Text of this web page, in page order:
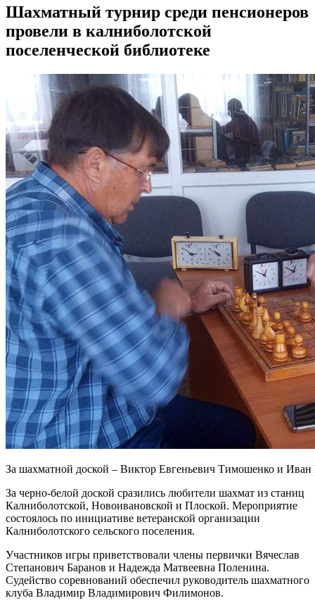
Шахматный турнир среди пенсионеров
провели в калниболотской
поселенческой библиотеке
За шахматной доской – Виктор Евгеньевич Тимошенко и
За черно-белой доской сразились любители шахмат из станиц
Калниболотской, Новоивановской и Плоской. Мероприятие
состоялось по инициативе ветеранской организации
Калниболотского сельского поселения.
Участников игры приветствовали члены первички Вячеслав
Степанович Баранов и Надежда Матвеевна Поленина.
Судейство соревнований обеспечил руководитель шахматного
клуба Владимир Владимирович Филимонов.